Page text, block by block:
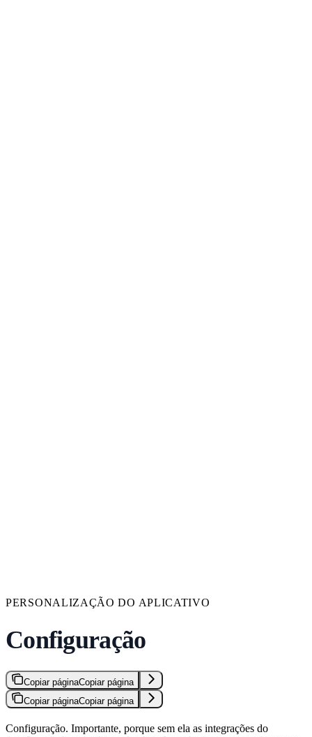
PERSONALIZAÇÃO DO APLICATIVO
Configuração
Copiar páginaCopiar página
Copiar páginaCopiar página
Configuração. Importante, porque sem ela as integrações do